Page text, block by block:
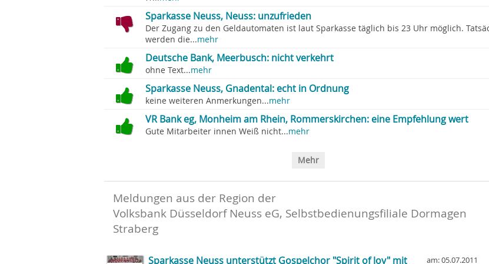
Sparkasse Neuss, Neuss: unzufrieden
Der Zugang zu den Geldautomaten ist laut Sparkasse täglich bis 23 Uhr möglich.
werden die...mehr
Deutsche Bank, Meerbusch: nicht verkehrt
ohne Text...mehr
Sparkasse Neuss, Gnadental: echt in Ordnung
keine weiteren Anmerkungen...mehr
VR Bank eg, Monheim am Rhein, Rommerskirchen: eine Empfehlung wert
Gute Mitarbeiter innen Weiß nicht...mehr
Mehr
Meldungen aus der Region der
Volksbank Düsseldorf Neuss eG, Selbstbedienungsfiliale Dormagen
Straberg
am: 05.07.2011
Sparkasse Neuss unterstützt Gospelchor "Spirit of Joy" mit